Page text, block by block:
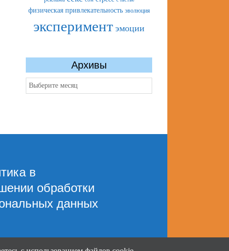
физическая привлекательность эволюция
эксперимент эмоции
Архивы
Архивы
в
обработки
данных